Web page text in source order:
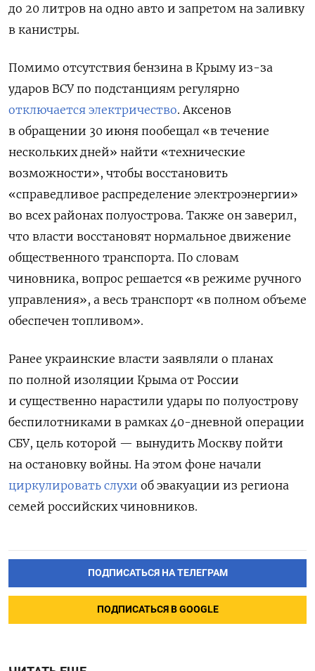
до 20 литров на одно авто и запретом на заливку
в канистры.
Помимо отсутствия бензина в Крыму из-за
ударов ВСУ по подстанциям регулярно
отключается электричество. Аксенов
в обращении 30 июня пообещал «в течение
нескольких дней» найти «технические
возможности», чтобы восстановить
«справедливое распределение электроэнергии»
во всех районах полуострова. Также он заверил,
что власти восстановят нормальное движение
общественного транспорта. По словам
чиновника, вопрос решается «в режиме ручного
управления», а весь транспорт «в полном объеме
обеспечен топливом».
Ранее украинские власти заявляли о планах
по полной изоляции Крыма от России
и существенно нарастили удары по полуострову
беспилотниками в рамках 40-дневной операции
СБУ, цель которой — вынудить Москву пойти
на остановку войны. На этом фоне начали
циркулировать слухи об эвакуации из региона
семей российских чиновников.
ПОДПИСАТЬСЯ НА ТЕЛЕГРАМ
ПОДПИСАТЬСЯ В GOOGLE